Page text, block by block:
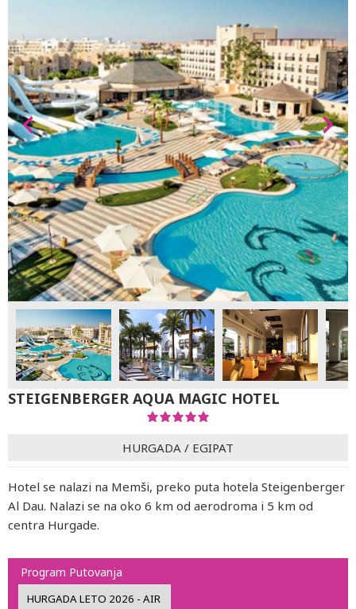
STEIGENBERGER AQUA MAGIC HOTEL
HURGADA / EGIPAT
Hotel se nalazi na Memši, preko puta hotela Steigenberger
Al Dau. Nalazi se na oko 6 km od aerodroma i 5 km od
centra Hurgade.
Program Putovanja